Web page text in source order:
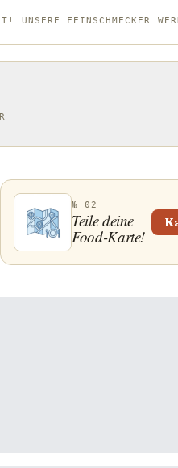
UNSERE FEINSCHMECKER
№ 02
Teile deine
Food-Karte!